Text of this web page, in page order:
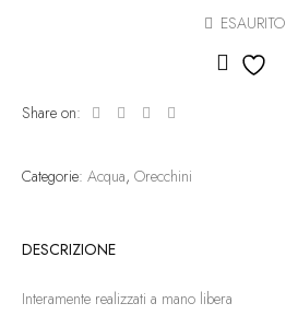
ESAURITO
Share on:
Categorie: Acqua, Orecchini
DESCRIZIONE
Interamente realizzati a mano libera